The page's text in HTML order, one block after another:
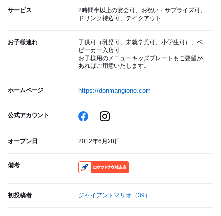
サービス
2時間半以上の宴会可、お祝い・サプライズ可、
ドリンク持込可、テイクアウト
お子様連れ
子供可（乳児可、未就学児可、小学生可）、ベ
ビーカー入店可
お子様用のメニューキッズプレートもご要望が
あればご用意いたします。
ホームページ https://donmangione.com
公式アカウント
オープン日 2012年6月28日
備考
初投稿者 ジャイアントマリオ （39）